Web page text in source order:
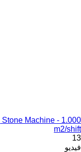
Machine - 1.000
m2/shift
13
فيديو